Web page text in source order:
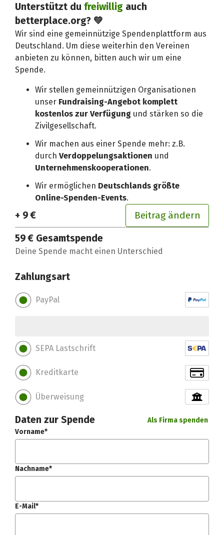
Unterstützt dufreiwillig auch
betterplace.org? 💚
Wir sind eine gemeinnützige Spendenplattform aus
Deutschland. Um diese weiterhin den Vereinen
anbieten zu können, bitten auch wir um eine
Spende.
Wir stellen gemeinnützigen Organisationen
unser Fundraising-Angebot komplett
kostenlos zur Verfügung und stärken so die
Zivilgesellschaft.
Wir machen aus einer Spende mehr: z.B.
durchVerdoppelungsaktionen und
Unternehmenskooperationen.
Wir ermöglichen Deutschlands größte
Online-Spenden-Events.
+ 9 € Beitrag ändern
59 € Gesamtspende
Deine Spende macht einen Unterschied
Zahlungsart
PayPal
SEPA Lastschrift
Kreditkarte
Überweisung
Daten zur Spende
Als Firma spenden
Vorname*
Nachname*
E-Mail*